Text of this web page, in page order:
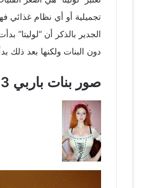
تجميلية أو أي نظام
الجدير بالذكر أن
دون البنات ولكنها بعد
صور بنات باربي 2023